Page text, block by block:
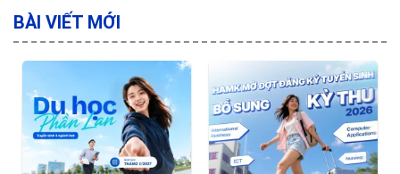
hạng QS World University
Rankings 2026 với hơn
1.500 trường đại học từ
hơn 100 quốc
mới nhất về trường,
BÀI VIẾT MỚI